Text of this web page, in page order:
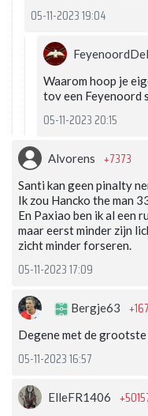
05-11-2023 19:04
Waarom hoop je
tov een Feyenoord
05-11-2023 20:15
Alvorens +7373
Santi kan geen pinalty
Ik zou Hancko the man
En Paxiao ben ik al een
maar eerst minder zijn
zicht minder forseren.
05-11-2023 17:09
Bergje63
Degene met de grootste
05-11-2023 16:57
ElleFR1406